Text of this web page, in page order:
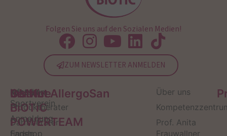
Folgen Sie uns auf den Sozialen Medien!
ZUM NEWSLETTER ANMELDEN
Service
Kontakt
Produktberater
Darmberater
finden
OMNi-
BiOTiC
POWERTEAM
Infos zum
Sportverein
Anmeldung
Fanshop
Institut AllergoSan
Über uns
Prof. Anita
Frauwallner